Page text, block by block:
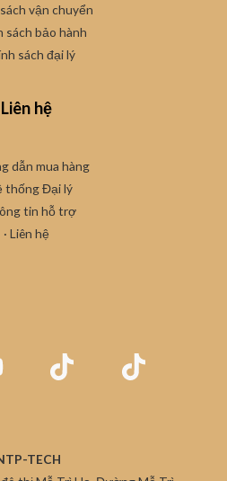
sách vận chuyển
sách bảo hành
sách đại lý
Liên hệ
dẫn mua hàng
thống Đại lý
tin hỗ trợ
· Liên hệ
TECH